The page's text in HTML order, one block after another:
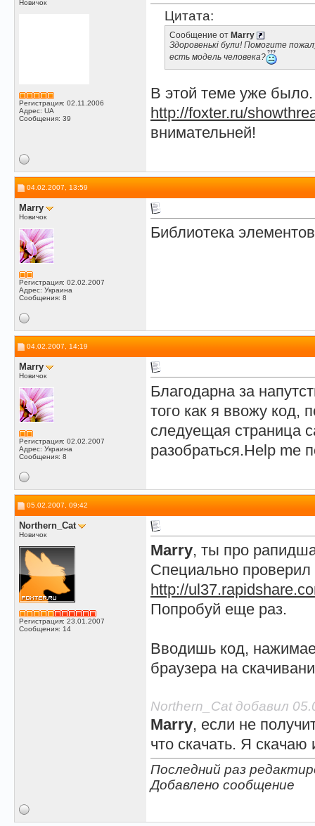
Новичок
Регистрация: 02.11.2006
Адрес: UA
Сообщения: 39
Цитата:
Сообщение от Marry
Здоровенькі були! Помогите
есть модель человека?
В этой теме уже было.
http://foxter.ru/
внимательней!
04.02.2007, 13:59
Marry
Новичок
Регистрация: 02.02.2007
Адрес: Украина
Сообщения: 8
Библиотека
04.02.2007, 14:19
Marry
Новичок
Регистрация: 02.02.2007
Адрес: Украина
Сообщения: 8
Благодарна за
того как я ввожу код,
следуещая страница
разобраться.Help me
05.02.2007, 09:42
Northern_Cat
Новичок
Регистрация: 23.01.2007
Сообщения: 14
Marry, ты про
Специально проверил
http://
Попробуй еще раз.
Вводишь код,
браузера на
Northern_Cat добавил
Marry, если не
что скачать. Я
Последний раз
Добавлено сообщение